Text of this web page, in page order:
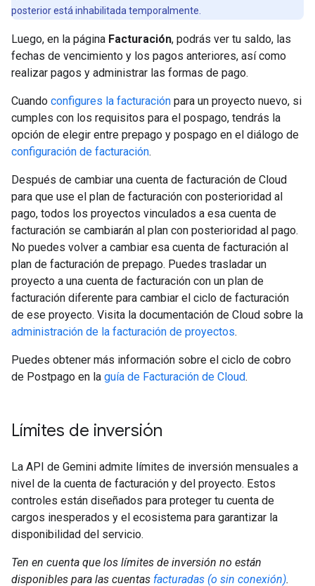
posterior está inhabilitada temporalmente.
Luego, en la página Facturación, podrás ver tu saldo, las
fechas de vencimiento y los pagos anteriores, así como
realizar pagos y administrar las formas de pago.
Cuando configures la facturación para un proyecto nuevo, si
cumples con los requisitos para el pospago, tendrás la
opción de elegir entre prepago y pospago en el diálogo de
configuración de facturación.
Después de cambiar una cuenta de facturación de Cloud
para que use el plan de facturación con posterioridad al
pago, todos los proyectos vinculados a esa cuenta de
facturación se cambiarán al plan con posterioridad al pago.
No puedes volver a cambiar esa cuenta de facturación al
plan de facturación de prepago. Puedes trasladar un
proyecto a una cuenta de facturación con un plan de
facturación diferente para cambiar el ciclo de facturación
de ese proyecto. Visita la documentación de Cloud sobre la
administración de la facturación de proyectos.
Puedes obtener más información sobre el ciclo de cobro
de Postpago en la guía de Facturación de Cloud.
Límites de inversión
La API de Gemini admite límites de inversión mensuales a
nivel de la cuenta de facturación y del proyecto. Estos
controles están diseñados para proteger tu cuenta de
cargos inesperados y el ecosistema para garantizar la
disponibilidad del servicio.
Ten en cuenta que los límites de inversión no están
disponibles para las cuentas facturadas (o sin conexión).